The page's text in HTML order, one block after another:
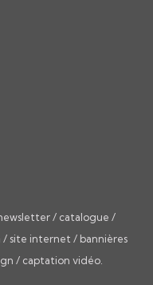
/ catalogue /
/ site internet / bannières
/ captation vidéo.